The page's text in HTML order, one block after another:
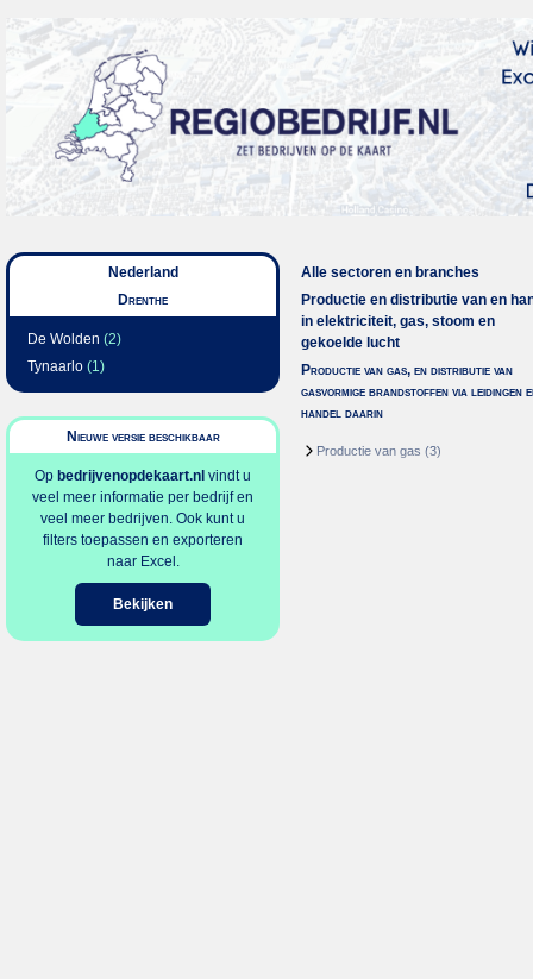
Nederland
Drenthe
De Wolden (2)
Tynaarlo (1)
Nieuwe versie beschikbaar
Op bedrijvenopdekaart.nl vindt u
veel meer informatie per bedrijf en
veel meer bedrijven. Ook kunt u
filters toepassen en exporteren
naar Excel.
Bekijken
Alle sectoren en branches
Productie en distributie van en
in elektriciteit, gas, stoom en
gekoelde lucht
Productie van gas, en distributie van
gasvormige brandstoffen via leidingen
handel daarin
Productie van gas (3)